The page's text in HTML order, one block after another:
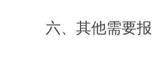
六、其他需要